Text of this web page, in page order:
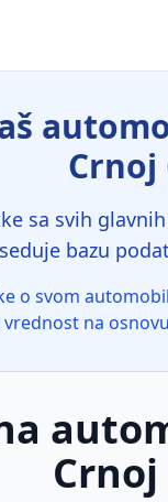
Crnoj
sa svih
bazu
o svom
na